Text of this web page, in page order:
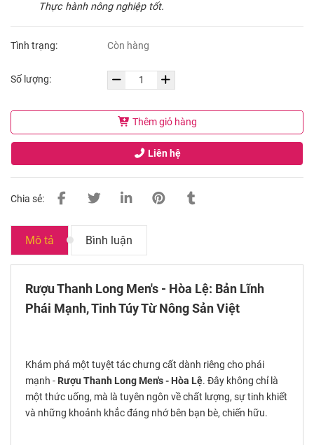
Thực hành nông nghiệp tốt.
Tình trạng: Còn hàng
Số lượng:
Thêm giỏ hàng
Liên hệ
Chia sẻ:
Mô tả Bình luận
Rượu Thanh Long Men's - Hòa Lệ: Bản Lĩnh
Phái Mạnh, Tinh Túy Từ Nông Sản Việt
Khám phá một tuyệt tác chưng cất dành riêng cho phái
mạnh - Rượu Thanh Long Men's - Hòa Lệ. Đây không chỉ là
một thức uống, mà là tuyên ngôn về chất lượng, sự tinh khiết
và những khoảnh khắc đáng nhớ bên bạn bè, chiến hữu.